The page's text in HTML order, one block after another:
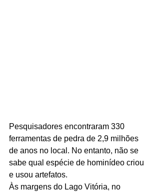
Pesquisadores encontraram 330
ferramentas de pedra de 2,9 milhões
de anos no local. No entanto, não se
sabe qual espécie de hominídeo criou
e usou artefatos.
Às margens do Lago Vitória, no